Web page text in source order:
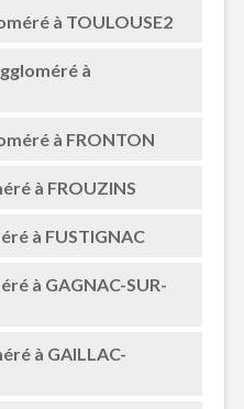
à TOULOUSE2
à
à FRONTON
à FROUZINS
à FUSTIGNAC
à GAGNAC-SUR-
à GAILLAC-